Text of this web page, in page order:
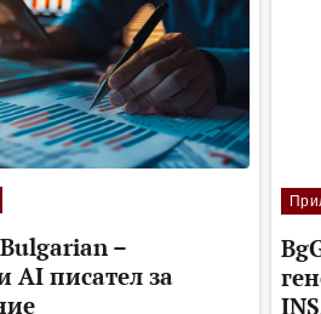
–
AI писател за